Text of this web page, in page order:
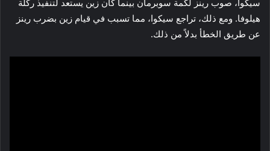
هيلوفا. ومع ذلك، تراجع سيكوا، مما تسبب في قيام زين بضرب رينز
عن طريق الخطأ بدلاً من ذلك.